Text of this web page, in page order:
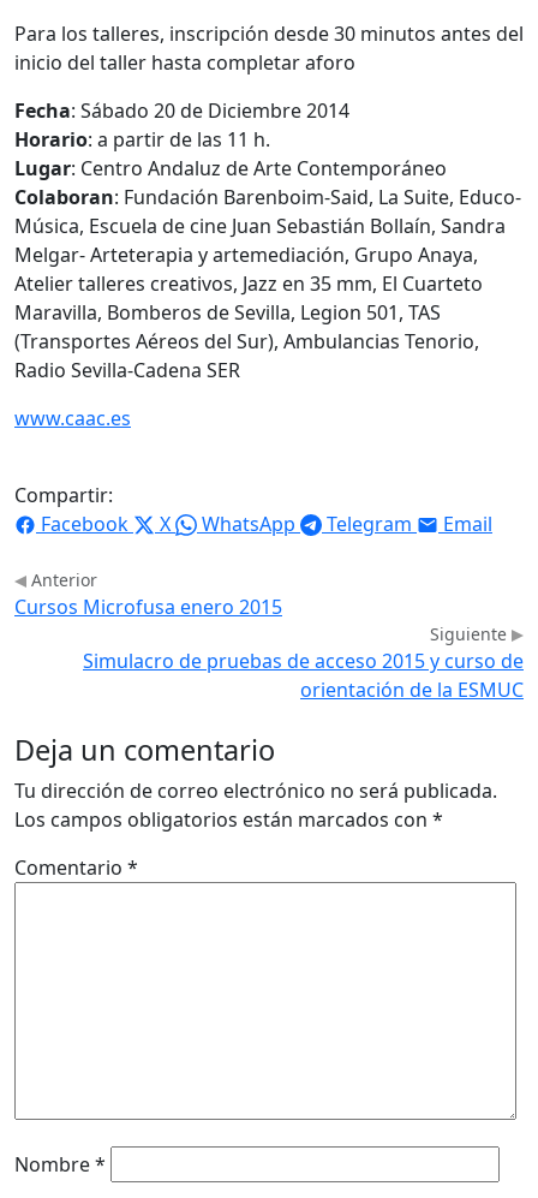
Para los talleres, inscripción desde 30 minutos antes del
inicio del taller hasta completar aforo
Fecha: Sábado 20 de Diciembre 2014
Horario: a partir de las 11 h.
Lugar: Centro Andaluz de Arte Contemporáneo
Colaboran: Fundación Barenboim-Said, La Suite, Educo-
Música, Escuela de cine Juan Sebastián Bollaín, Sandra
Melgar- Arteterapia y artemediación, Grupo Anaya,
Atelier talleres creativos, Jazz en 35 mm, El Cuarteto
Maravilla, Bomberos de Sevilla, Legion 501, TAS
(Transportes Aéreos del Sur), Ambulancias Tenorio,
Radio Sevilla-Cadena SER
www.caac.es
Compartir:
Facebook
X WhatsApp Telegram Email
Anterior
Cursos Microfusa enero 2015
Siguiente
Simulacro de pruebas de acceso 2015 y curso de
orientación de la ESMUC
Deja un comentario
Tu dirección de correo electrónico no será publicada.
Los campos obligatorios están marcados con *
Comentario *
Nombre*